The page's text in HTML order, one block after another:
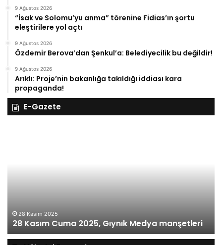
9 Ağustos 2026
“İsak ve Solomu’yu anma” törenine Fidias’ın şortu
eleştirilere yol açtı
9 Ağustos 2026
Özdemir Berova’dan Şenkul’a: Belediyecilik bu değildir!
9 Ağustos 2026
Arıklı: Proje’nin bakanlığa takıldığı iddiası kara
propaganda!
E-Gazete
manşetleri
manşetleri